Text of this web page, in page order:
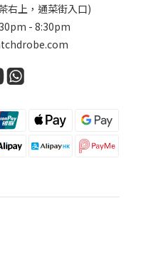
右上，通菜街入口)
- 8:30pm